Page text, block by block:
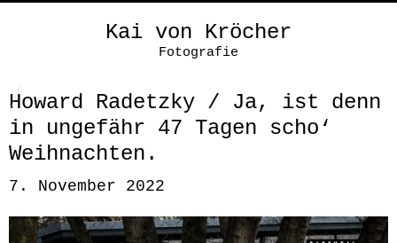
Kai von Kröcher
Fotografie
Howard Radetzky / Ja, ist denn
in ungefähr 47 Tagen scho‘
Weihnachten.
7. November 2022